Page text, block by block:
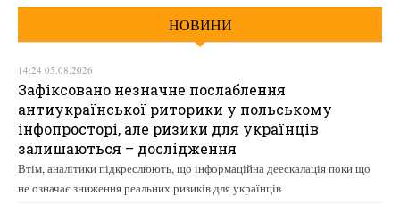
НОВИНИ
14:24 05.08.2026
Зафіксовано незначне послаблення
антиукраїнської риторики у польському
інфопросторі, але ризики для українців
залишаються – дослідження
Втім, аналітики підкреслюють, що інформаційна деескалація поки що
не означає зниження реальних ризиків для українців